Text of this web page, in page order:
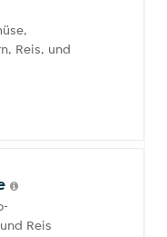
Reis, und
Reis